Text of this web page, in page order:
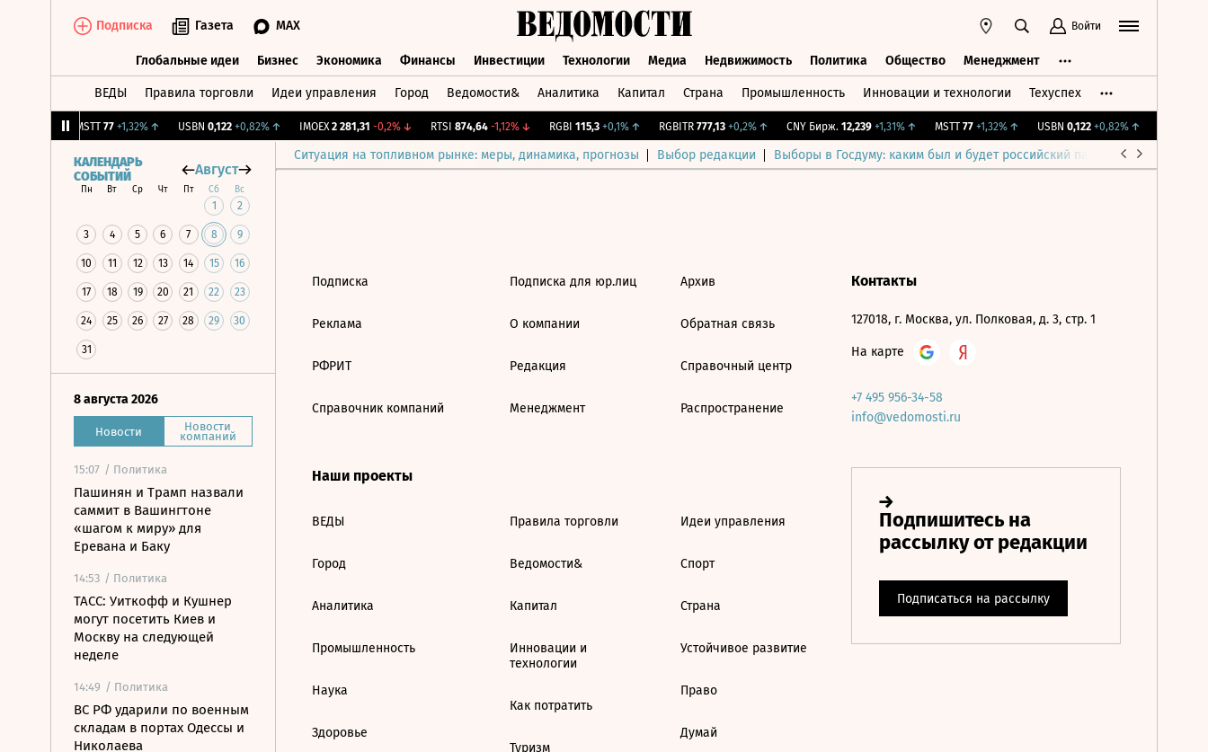
Подписка Газета MAX Войти
Глобальные идеи Бизнес Экономика Финансы Инвестиции Технологии Медиа Недвижимость Политика Общество Менеджмент
ВЕДЫ Правила торговли Идеи управления Город Ведомости& Аналитика Капитал Страна Промышленность Инновации и технологии Техуспех
MSTT 77 +1,32%↑ USBN 0,122 +0,82%↑ IMOEX 2 281,31 -0,2%↓ RTSI 874,64 -1,12%↓ RGBI 115,3 +0,1%↑ RGBITR 777,13 +0,2%↑ CNY Бирж. 12,239 +1,31%↑ MSTT 77 +1,32%↑ USBN 0,122 +0,82%↑
Ситуация на топливном рынке: меры, динамика, прогнозы Выбор редакции Выборы в Госдуму: каким был и будет российский парламент
КАЛЕНДАРЬ
СОБЫТИЙ
Август
Пн Вт Ср Чт Пт Сб Вс
1 2
3 4 5 6 7 8 9
10 11 12 13 14 15 16
17 18 19 20 21 22 23
24 25 26 27 28 29 30
31
8 августа 2026
Новости Новости
компаний
15:07 / Политика
Пашинян и Трамп назвали
саммит в Вашингтоне
«шагом к миру» для
Еревана и Баку
14:53 / Политика
ТАСС: Уиткофф и Кушнер
могут посетить Киев и
Москву на следующей
неделе
14:49 / Политика
ВС РФ ударили по военным
складам в портах Одессы и
Николаева
Подписка
Реклама
РФРИТ
Справочник компаний
Подписка для юр.лиц
О компании
Редакция
Менеджмент
Архив
Обратная связь
Справочный центр
Распространение
Наши проекты
ВЕДЫ
Город
Аналитика
Промышленность
Наука
Здоровье
Правила торговли
Ведомости&
Капитал
Инновации и
технологии
Как потратить
Туризм
Идеи управления
Спорт
Страна
Устойчивое развитие
Право
Думай
Контакты
127018, г. Москва, ул. Полковая, д. 3, стр. 1
На карте
+7 495 956-34-58
info@vedomosti.ru